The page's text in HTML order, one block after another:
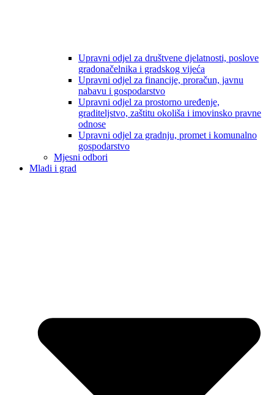
Upravni odjel za društvene djelatnosti, poslove
gradonačelnika i gradskog vijeća
Upravni odjel za financije, proračun, javnu
nabavu i gospodarstvo
Upravni odjel za prostorno uređenje,
graditeljstvo, zaštitu okoliša i imovinsko pravne
odnose
Upravni odjel za gradnju, promet i komunalno
gospodarstvo
Mjesni odbori
Mladi i grad